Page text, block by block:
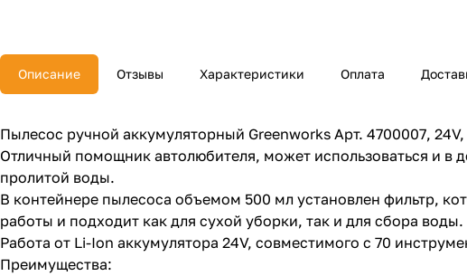
Описание Отзывы Характеристики Оплата
Пылесос ручной аккумуляторный Greenworks Арт. 4700007,
Отличный помощник автолюбителя, может использоваться и в
пролитой воды.
В контейнере пылесоса объемом 500 мл установлен фильтр,
работы и подходит как для сухой уборки, так и для сбора
Работа от Li-Ion аккумулятора 24V, совместимого с 70
Преимущества: